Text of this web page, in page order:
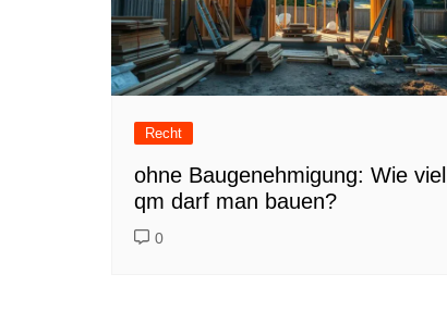
Recht
ohne Baugenehmigung: Wie viel
qm darf man bauen?
0